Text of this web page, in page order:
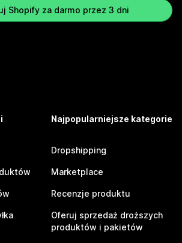
Shopify za darmo przez 3 dni
Najpopularniejsze kategorie
Dropshipping
Marketplace
Recenzje produktu
Oferuj sprzedaż droższych
produktów i pakietów